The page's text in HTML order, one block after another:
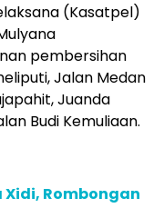
(Kasatpel)
pembersihan
Jalan Medan
Juanda
Budi Kemuliaan.
Xidi, Rombongan